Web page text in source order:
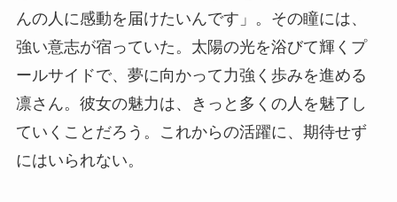
んの人に感動を届けたいんです」。その瞳には、
強い意志が宿っていた。太陽の光を浴びて輝くプ
ールサイドで、夢に向かって力強く歩みを進める
凛さん。彼女の魅力は、きっと多くの人を魅了し
ていくことだろう。これからの活躍に、期待せず
にはいられない。